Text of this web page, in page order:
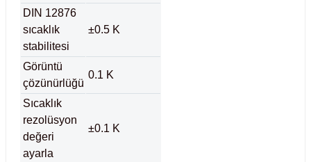
DIN 12876
sıcaklık
stabilitesi
±0.5 K
Görüntü
çözünürlüğü
0.1 K
Sıcaklık
rezolüsyon
değeri
ayarla
±0.1 K